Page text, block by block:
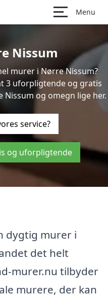
Menu
Nissum
murer i Nørre Nissum?
3 uforpligtende og gratis
og omegn lige her.
service?
og uforpligtende
dygtig murer i
det helt
murer.nu tilbyder
murere, der kan